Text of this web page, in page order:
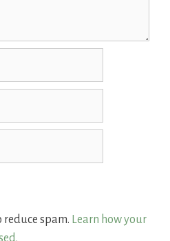
reduce spam. Learn how your